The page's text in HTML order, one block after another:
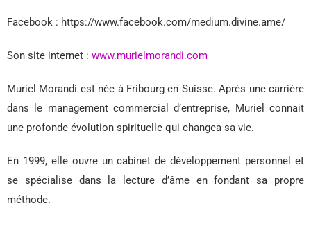
Facebook : https://www.facebook.com/medium.divine.ame/
Son site internet : www.murielmorandi.com
Muriel Morandi est née à Fribourg en Suisse. Après une carrière
dans le management commercial d’entreprise, Muriel connait
une profonde évolution spirituelle qui changea sa vie.
En 1999, elle ouvre un cabinet de développement personnel et
se spécialise dans la lecture d’âme en fondant sa propre
méthode.